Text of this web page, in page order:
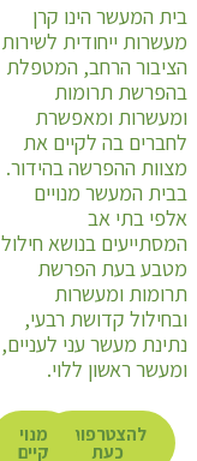
בית המעשר הינו קרן
מעשרות ייחודית לשירות
הציבור הרחב, המטפלת
בהפרשת תרומות
ומעשרות ומאפשרת
לחברים בה לקיים את
מצוות ההפרשה בהידור.
בבית המעשר מנויים
אלפי בתי אב
המסתייעים בנושא חילול
מטבע בעת הפרשת
תרומות ומעשרות
ובחילול קדושת רבעי,
נתינת מעשר עני לעניים,
ומעשר ראשון ללוי.
להצטרפות
כעת
מנוי
קיים